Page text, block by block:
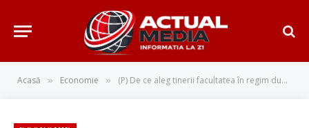
Acasă » Economie » (P) De ce aleg tinerii facultatea în regim dual? Descoperă care sunt beneficiile programelor Kaufland